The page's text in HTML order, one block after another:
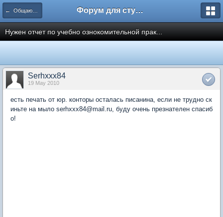
← Общаются юристы Форум для студента СГА
Нужен отчет по учебно ознокомительной прак...
Serhxxx84
19 May 2010
есть печать от юр. конторы осталась писанина, если не трудно ск
иньте на мыло serhxxx84@mail.ru, буду очень презнателен спасиб
о!